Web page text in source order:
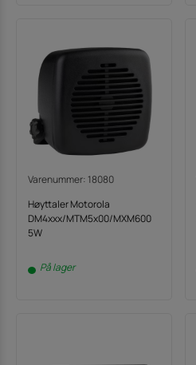
Varenummer: 18080
Høyttaler Motorola
DM4xxx/MTM5x00/MXM600
5W
På lager